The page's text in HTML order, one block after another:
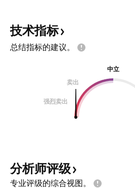
依然强劲（过去 12 个月累计达
10.8 亿美元）。 Lyft 活跃用户数的
增长是一项关键指标。它表明市场对
盈利奠定了基础，即使目前的促销活
动暂时抑制了收入增长。 未来增长
预测及驱动因素 管理层给出了令人
鼓舞的展望，预测到 2025 年及
技术指标
总结指标的建议。
中立
卖出
强烈卖出
分析师评级
专业评级的综合视图。